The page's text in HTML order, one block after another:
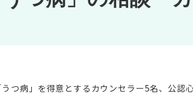
つ病」を得意とするカウンセラー5名、公